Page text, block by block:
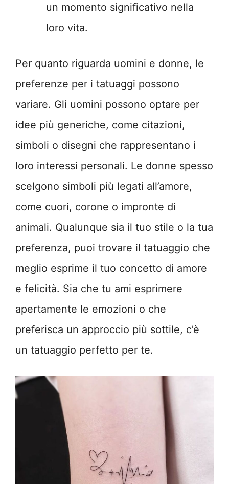
un momento significativo nella
loro vita.
Per quanto riguarda uomini e donne, le
preferenze per i tatuaggi possono
variare. Gli uomini possono optare per
idee più generiche, come citazioni,
simboli o disegni che rappresentano i
loro interessi personali. Le donne spesso
scelgono simboli più legati all’amore,
come cuori, corone o impronte di
animali. Qualunque sia il tuo stile o la tua
preferenza, puoi trovare il tatuaggio che
meglio esprime il tuo concetto di amore
e felicità. Sia che tu ami esprimere
apertamente le emozioni o che
preferisca un approccio più sottile, c’è
un tatuaggio perfetto per te.